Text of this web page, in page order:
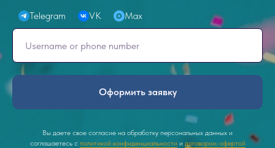
Telegram
VK Max
Оформить заявку
Вы даете свое согласие на обработку персональных данных и
соглашаетесь с политикой конфиденциальностии договором-офертой